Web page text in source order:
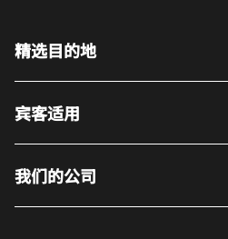
精选目的地
宾客适用
我们的公司